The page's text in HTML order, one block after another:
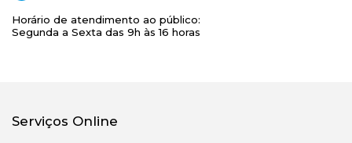
Horário de atendimento ao público:
Segunda a Sexta das 9h às 16 horas
Serviços Online